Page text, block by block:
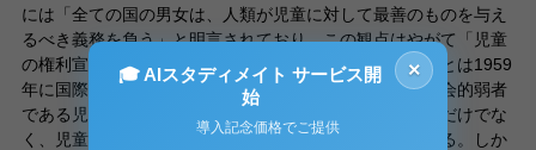
には「全ての国の男女は、人類が児童に対して最善のものを与え
るべき義務を負う」と明言されており、この観点はやがて「児童
の権利宣言」に受け継がれた。この「児童の権利宣言」とは1959
年に国際連盟が成立させた宣言である。この宣言は、社会的弱者
である児童の人権の保障を可能にするための措置や配慮だけでな
く、児童を権利の主体としてとらえる姿勢が特徴的である。しか
×
🎓 AIスタディメイト サービス開
始
導入記念価格でご提供